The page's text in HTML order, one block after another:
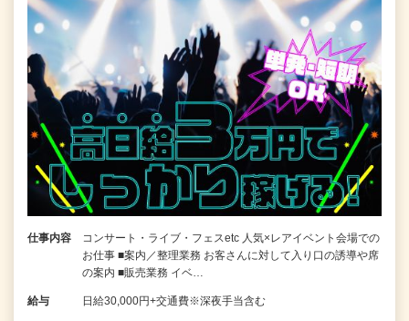
仕事内容
コンサート・ライブ・フェスetc 人気×レアイベント会場での
お仕事 ■案内／整理業務 お客さんに対して入り口の誘導や席
の案内 ■販売業務 イベ…
給与 日給30,000円+交通費※深夜手当含む